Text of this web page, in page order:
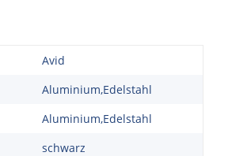
Avid
Aluminium,Edelstahl
Aluminium,Edelstahl
schwarz